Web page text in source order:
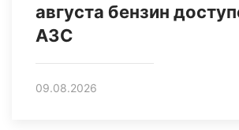
августа бензин
АЗС
09.08.2026